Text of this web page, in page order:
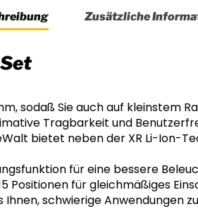
Zusätzliche
sodaß Sie auch auf kleinstem
Tragbarkeit und
bietet neben der XR Li-Ion-
für eine bessere
Positionen für gleichmäßiges
schwierige Anwendungen